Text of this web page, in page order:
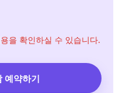
을 확인하실 수 있습니다.
예약하기